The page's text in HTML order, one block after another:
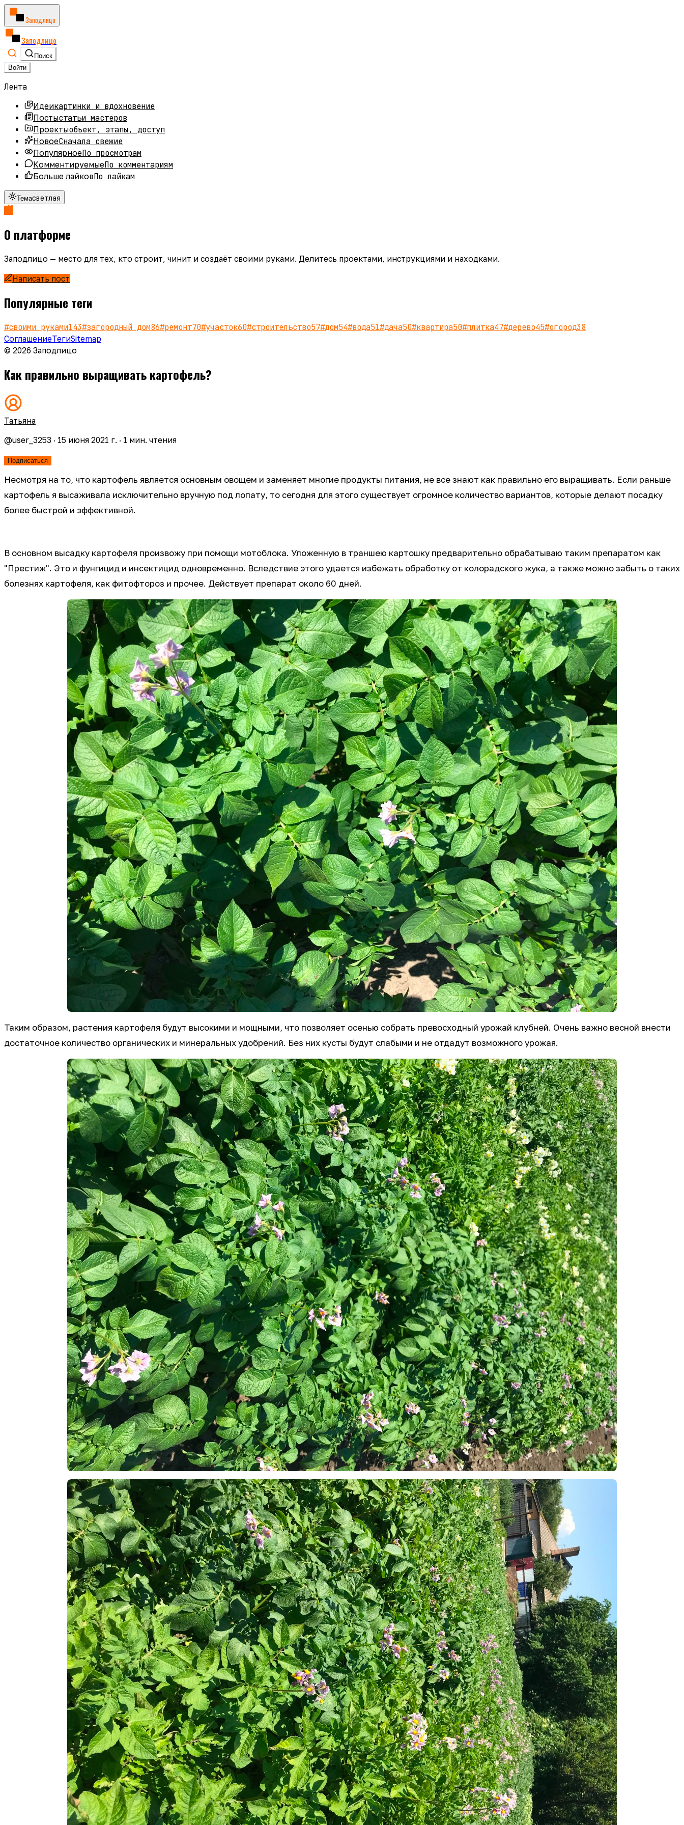
Заподлицо
Заподлицо
Поиск
Войти
Лента
Идеикартинки и вдохновение
Постыстатьи мастеров
Проектыобъект, этапы, доступ
НовоеСначала свежие
ПопулярноеПо просмотрам
КомментируемыеПо комментариям
Больше лайковПо лайкам
Темасветлая
О платформе
Заподлицо — место для тех, кто строит, чинит и создаёт своими руками. Делитесь проектами, инструкциями и находками.
Написать пост
Популярные теги
#своими руками143#загородный дом86#ремонт70#участок60#строительство57#дом54#вода51#дача50#квартира50#плитка47#дерево45#огород38
СоглашениеТегиSitemap
© 2026 Заподлицо
Как правильно выращивать картофель?
Татьяна
@user_3253 · 15 июня 2021 г. · 1 мин. чтения
Подписаться
Несмотря на то, что картофель является основным овощем и заменяет многие продукты питания, не все знают как правильно его выращивать. Если раньше
картофель я высаживала исключительно вручную под лопату, то сегодня для этого существует огромное количество вариантов, которые делают посадку
более быстрой и эффективной.
В основном высадку картофеля произвожу при помощи мотоблока. Уложенную в траншею картошку предварительно обрабатываю таким препаратом как
"Престиж". Это и фунгицид и инсектицид одновременно. Вследствие этого удается избежать обработку от колорадского жука, а также можно забыть о таких
болезнях картофеля, как фитофтороз и прочее. Действует препарат около 60 дней.
Таким образом, растения картофеля будут высокими и мощными, что позволяет осенью собрать превосходный урожай клубней. Очень важно весной внести
достаточное количество органических и минеральных удобрений. Без них кусты будут слабыми и не отдадут возможного урожая.